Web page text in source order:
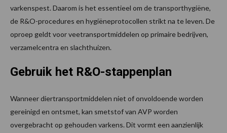
varkenspest. Daarom is het essentieel om de transporthygiëne,
de R&O-procedures en hygiëneprotocollen strikt na te leven. De
oproep geldt voor veetransportmiddelen op primaire bedrijven,
verzamelcentra en slachthuizen.
Gebruik het R&O-stappenplan
Wanneer diertransportmiddelen niet of onvoldoende worden
gereinigd en ontsmet, kan smetstof van AVP worden
overgebracht op gehouden varkens. Dit vormt een aanzienlijk